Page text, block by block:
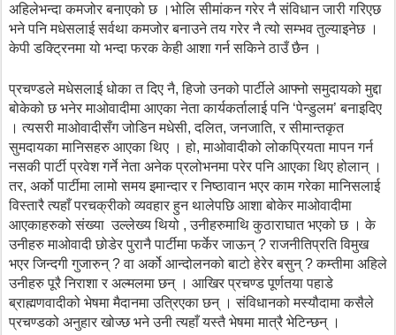
अहिलेभन्दा कमजोर बनाएको छ । भोलि सीमांकन गरेर नै संविधान जारी गरिएछ
भने पनि मधेसलाई सर्वथा कमजोर बनाउने तय गरेर नै त्यो सम्भव तुल्याइनेछ।
केपी डक्ट्रिनमा यो भन्दा फरक केही आशा गर्न सकिने ठाउँ छैन ।
प्रचण्डले मधेसलाई धोका त दिए नै, हिजो उनको पार्टीले आफ्नो समुदायको मुद्दा
बोकेको छ भनेर माओवादीमा आएका नेता कार्यकर्तालाई पनि ‘पेन्डुलम’ बनाइदिए
। त्यसरी माओवादीसँग जोडिन मधेसी, दलित, जनजाति, र सीमान्तकृत
सुमदायका मानिसहरु आएका थिए । हो, माओवादीको लोकप्रियता मापन गर्न
नसकी पार्टी प्रवेश गर्ने नेता अनेक प्रलोभनमा परेर पनि आएका थिए होलान् ।
तर, अर्को पार्टीमा लामो समय इमान्दार र निष्ठावान भएर काम गरेका मानिसलाई
विस्तारै त्यहाँ परचक्रीको व्यवहार हुन थालेपछि आशा बोकेर माओवादीमा
आएकाहरुको संख्या उल्लेख्य थियो , उनीहरुमाथि कुठाराघात भएको छ । के
उनीहरु माओवादी छोडेर पुरानै पार्टीमा फर्केर जाऊन् ? राजनीतिप्रति विमुख
भएर जिन्दगी गुजारुन् ? वा अर्को आन्दोलनको बाटो हेरेर बसुन् ? कम्तीमा अहिले
उनीहरु पूरै निराशा र अल्मलमा छन् । आखिर प्रचण्ड पूर्णतया पहाडे
ब्राह्मणवादीको भेषमा मैदानमा उत्रिएका छन् । संविधानको मस्यौदामा कसैले
प्रचण्डको अनुहार खोज्छ भने उनी त्यहाँ यस्तै भेषमा मात्रै भेटिन्छन् ।